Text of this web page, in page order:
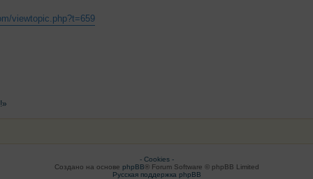
viewtopic.php?t=659
- Cookies -
Создано на основе phpBB® Forum Software © phpBB Limited
Русская поддержка phpBB